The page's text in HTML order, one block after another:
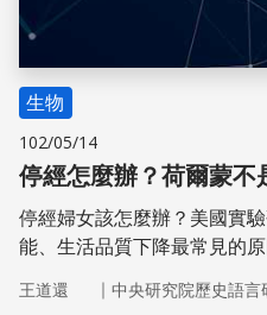
生物
102/05/14
停經怎麼辦？荷爾蒙不
停經婦女該怎麼辦？美國實
能、生活品質下降最常見的
相信荷爾蒙是「恢復青春」
王道還 ｜ 中央研究院歷史語言